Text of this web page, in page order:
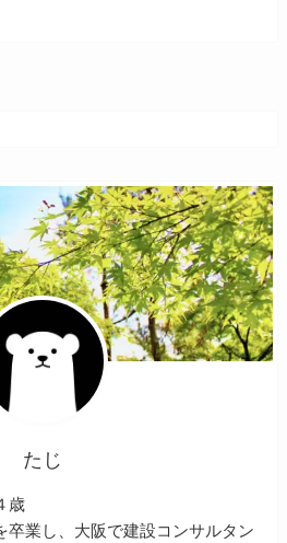
たじ
歳
卒業し、大阪で建設コンサルタン